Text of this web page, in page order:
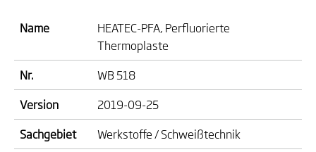
Name
HEATEC-PFA, Perfluorierte
Thermoplaste
Nr.
WB 518
Version
2019-09-25
Sachgebiet
Werkstoffe / Schweißtechnik